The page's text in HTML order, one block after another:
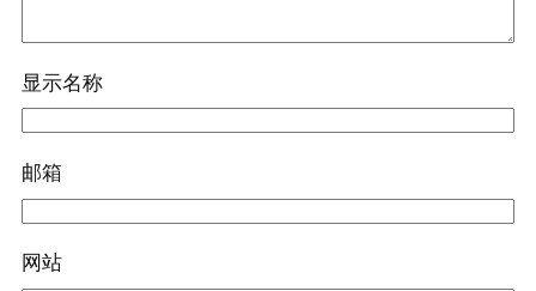
显示名称
邮箱
网站